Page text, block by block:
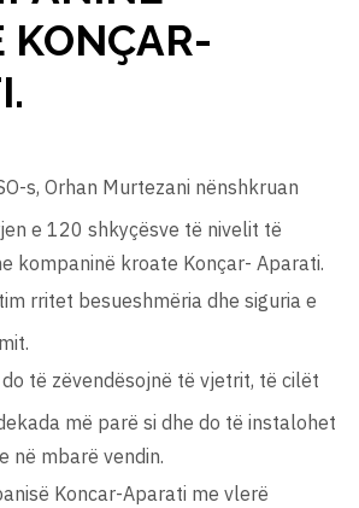
KONÇAR-
s, Orhan Murtezani nënshkruan
e 120 shkyçësve të nivelit të
kompaninë kroate Konçar- Aparati.
rritet besueshmëria dhe siguria e
të zëvendësojnë të vjetrit, të cilët
më parë si dhe do të instalohet
në mbarë vendin.
Koncar-Aparati me vlerë